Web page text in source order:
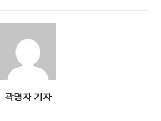
곽명자 기자